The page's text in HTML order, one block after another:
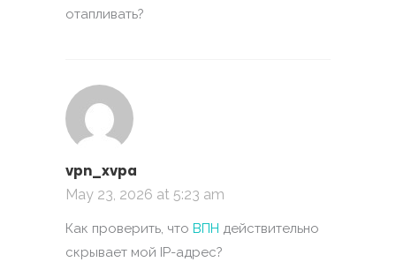
отапливать?
vpn_xvpa
May 23, 2026 at 5:23 am
Как проверить, что ВПН действительно
скрывает мой IP-адрес?